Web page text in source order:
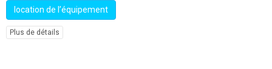
location de l’équipement
Plus de détails